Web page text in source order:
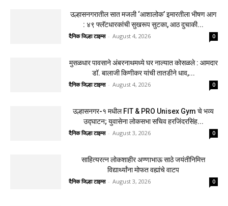
उल्हासनगरातील सात मजली ‘आशालोक’ इमारतीला भीषण आग
: ४९ फ्लॅटधारकांची सुखरूप सुटका, आठ दुचाकी...
दैनिक जिल्हा टाइम्स - August 4, 2026 0
मुसळधार पावसाने अंबरनाथमध्ये घर नाल्यात कोसळले : आमदार
डॉ. बालाजी किणीकर यांची तातडीने धाव,...
दैनिक जिल्हा टाइम्स - August 4, 2026 0
उल्हासनगर-१ मधील FIT & PRO Unisex Gym चे भव्य
उद्घाटन; युवासेना लोकसभा सचिव हरजिंदरसिंह...
दैनिक जिल्हा टाइम्स - August 3, 2026 0
साहित्यरत्न लोकशाहीर अण्णाभाऊ साठे जयंतीनिमित्त
विद्यार्थ्यांना मोफत वह्यांचे वाटप
दैनिक जिल्हा टाइम्स - August 3, 2026 0